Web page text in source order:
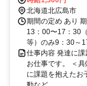
北海道北広島市
期間の定め あり
13：00〜17：30
等）のみ9：30～
仕事内容 発達に
お仕事です。 ＜
に課題を抱えたお